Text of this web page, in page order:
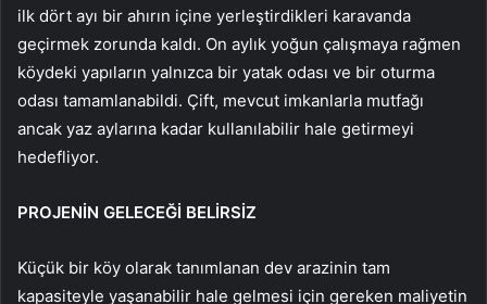
ilk dört ayı bir ahırın içine yerleştirdikleri karavanda
geçirmek zorunda kaldı. On aylık yoğun çalışmaya rağmen
köydeki yapıların yalnızca bir yatak odası ve bir oturma
odası tamamlanabildi. Çift, mevcut imkanlarla mutfağı
ancak yaz aylarına kadar kullanılabilir hale getirmeyi
hedefliyor.
PROJENİN GELECEĞİ BELİRSİZ
Küçük bir köy olarak tanımlanan dev arazinin tam
kapasiteyle yaşanabilir hale gelmesi için gereken maliyetin